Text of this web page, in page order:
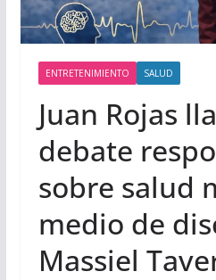
ENTRETENIMIENTO SALUD
Juan Rojas
debate
sobre salud
medio de
Massiel